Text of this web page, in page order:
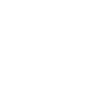
を完了させた実績があります
取引実績があります